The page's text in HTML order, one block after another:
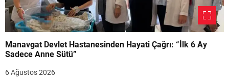
Manavgat Devlet Hastanesinden Hayati Çağrı: “İlk 6 Ay
Sadece Anne Sütü”
6 Ağustos 2026